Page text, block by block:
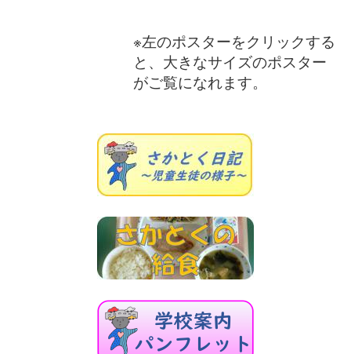
※左のポスターをクリックする
と、大きなサイズのポスター
がご覧になれます。